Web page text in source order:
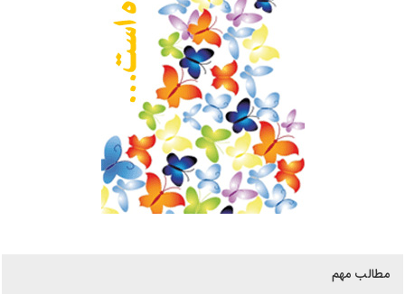
مطالب مهم